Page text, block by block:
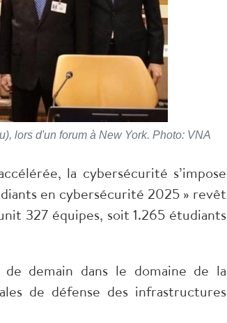
lors d'un forum à New York. Photo: VNA
la cybersécurité s’impose
en cybersécurité 2025 » revêt
327 équipes, soit 1.265 étudiants
demain dans le domaine de la
de défense des infrastructures